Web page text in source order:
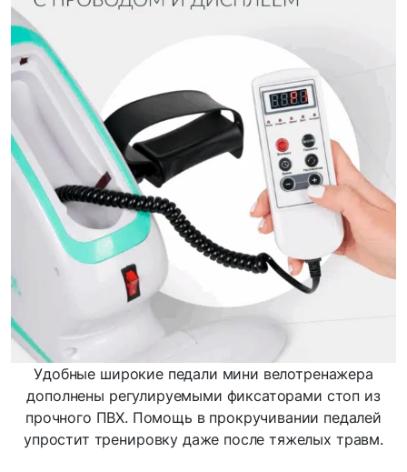
Удобные широкие педали мини велотренажера
дополнены регулируемыми фиксаторами стоп из
прочного ПВХ. Помощь в прокручивании педалей
упростит тренировку даже после тяжелых травм.